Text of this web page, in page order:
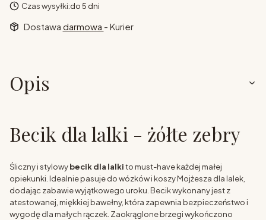
Czas wysyłki:do 5 dni
Dostawa darmowa - Kurier
Opis
Becik dla lalki - żółte zebry
Śliczny i stylowybecik dla lalkito must-have każdej małej
opiekunki. Idealnie pasuje do wózków i koszy Mojżesza dla lalek,
dodając zabawie wyjątkowego uroku. Becik wykonany jest z
atestowanej, miękkiej bawełny, która zapewnia bezpieczeństwo i
wygodę dla małych rączek. Zaokrąglone brzegi wykończono